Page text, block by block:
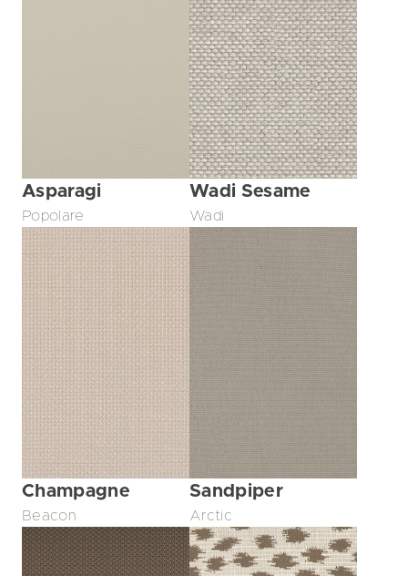
Asparagi
Popolare
Wadi Sesame
Wadi
Champagne
Beacon
Sandpiper
Arctic